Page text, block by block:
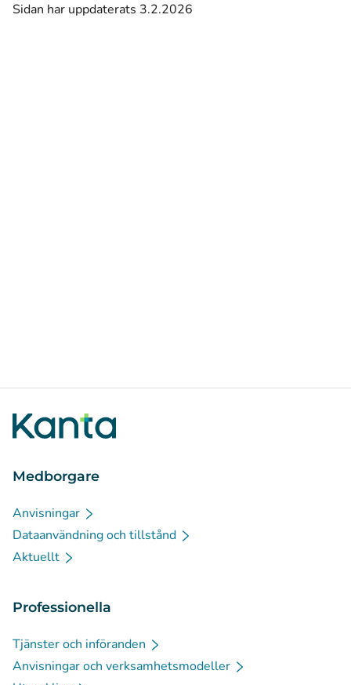
Sidan har uppdaterats 3.2.2026
Medborgare
Anvisningar
Dataanvändning och tillstånd
Aktuellt
Professionella
Tjänster och införanden
Anvisningar och verksamhetsmodeller